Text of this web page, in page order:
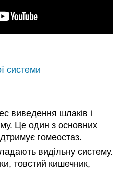
системи
виведення шлаків і
Це один з основних
гомеостаз.
видільну систему.
товстий кишечник,